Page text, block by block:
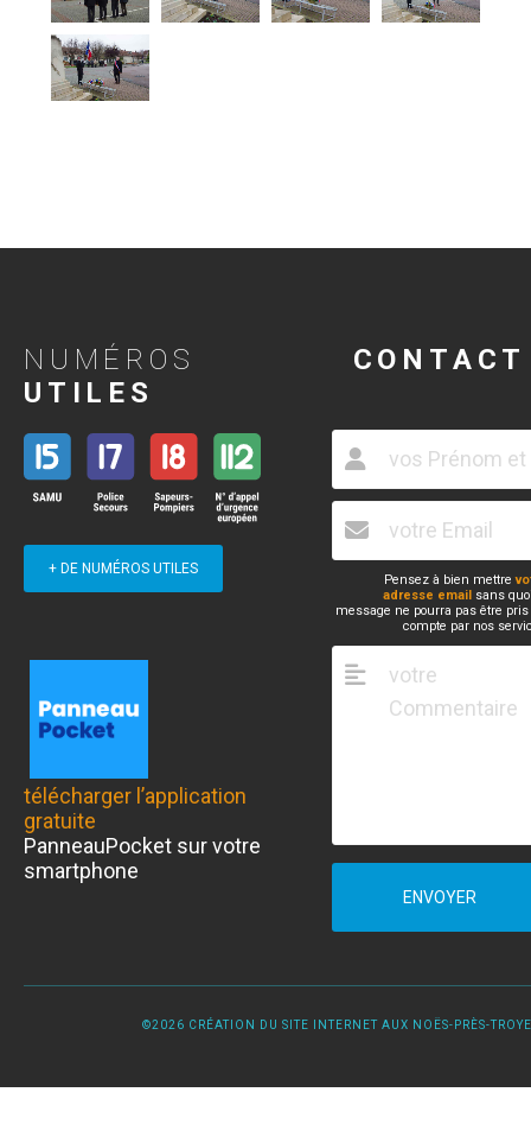
NUMÉROS
UTILES
+ DE NUMÉROS UTILES
télécharger l’application
gratuite
PanneauPocket sur votre
smartphone
CONTACT
Pensez à bien mettre
adresse email sans
message ne pourra pas être
compte par nos
ENVOYER
©2026 CRÉATION DU SITE INTERNET AUX NOËS-PRÈS-